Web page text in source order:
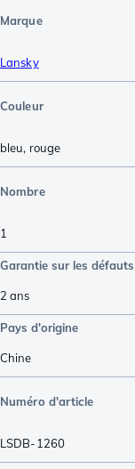
Marque
Lansky
Couleur
bleu, rouge
Nombre
1
Garantie sur les
2 ans
Pays d'origine
Chine
Numéro d'article
LSDB-1260